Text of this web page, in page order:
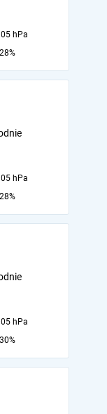
hPa
28%
hPa
28%
hPa
30%